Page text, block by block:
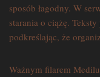
sposób łagodny. W
starania o ciążę.
podkreślając, że
Ważnym filarem